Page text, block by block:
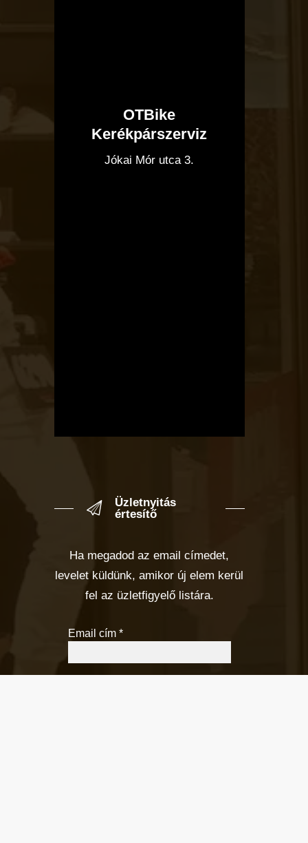
OTBike
Kerékpárszerviz
Jókai Mór utca 3.
Üzletnyitás
értesítő
Ha megadod az email címedet,
levelet küldünk, amikor új elem kerül
fel az üzletfigyelő listára.
Email cím *